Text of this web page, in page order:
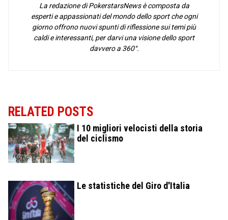
La redazione di PokerstarsNews è composta da
esperti e appassionati del mondo dello sport che ogni
giorno offrono nuovi spunti di riflessione sui temi più
caldi e interessanti, per darvi una visione dello sport
davvero a 360°.
RELATED POSTS
I 10 migliori velocisti della storia
del ciclismo
Le statistiche del Giro d'Italia